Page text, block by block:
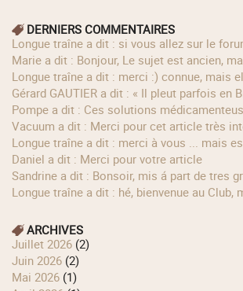
DERNIERS COMMENTAIRES
longue traîne a dit : si vous allez sur le
Marie a dit : Bonjour, Le sujet est ancien,
longue traîne a dit : merci :) connue, mais
Gérard GAUTIER a dit : « Il pleut parfois en
Pompe a dit : Ces solutions
Vacuum a dit : Merci pour cet article très
longue traîne a dit : merci à vous ... mais
Daniel a dit : Merci pour votre article
Sandrine a dit : Bonsoir, mis á part de tres
longue traîne a dit : hé, bienvenue au Club,
ARCHIVES
juillet 2026 (2)
juin 2026 (2)
mai 2026 (1)